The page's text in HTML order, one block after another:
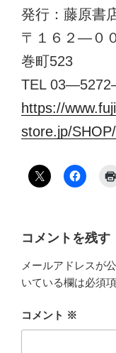
発行：藤原書
〒１６２―０
巻町523
TEL
https://
store.jp/
コメントを残す
メールアドレスが
いている欄は必須
コメント ※